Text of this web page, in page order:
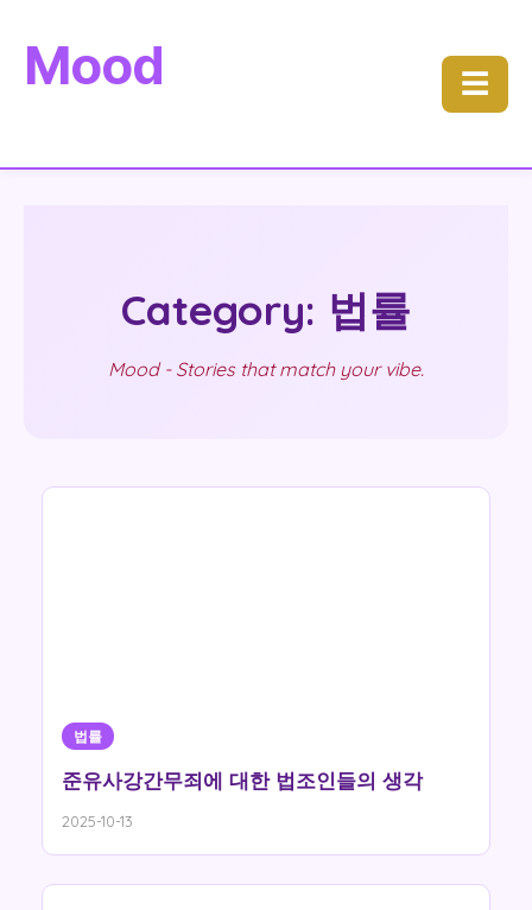
Mood ☰
Category: 법률
Mood - Stories that match your vibe.
법률
준유사강간무죄에 대한 법조인들의 생각
2025-10-13